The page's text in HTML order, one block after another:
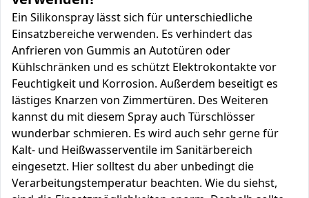
Ein Silikonspray lässt sich für unterschiedliche
Einsatzbereiche verwenden. Es verhindert das
Anfrieren von Gummis an Autotüren oder
Kühlschränken und es schützt Elektrokontakte vor
Feuchtigkeit und Korrosion. Außerdem beseitigt es
lästiges Knarzen von Zimmertüren. Des Weiteren
kannst du mit diesem Spray auch Türschlösser
wunderbar schmieren. Es wird auch sehr gerne für
Kalt- und Heißwasserventile im Sanitärbereich
eingesetzt. Hier solltest du aber unbedingt die
Verarbeitungstemperatur beachten. Wie du siehst,